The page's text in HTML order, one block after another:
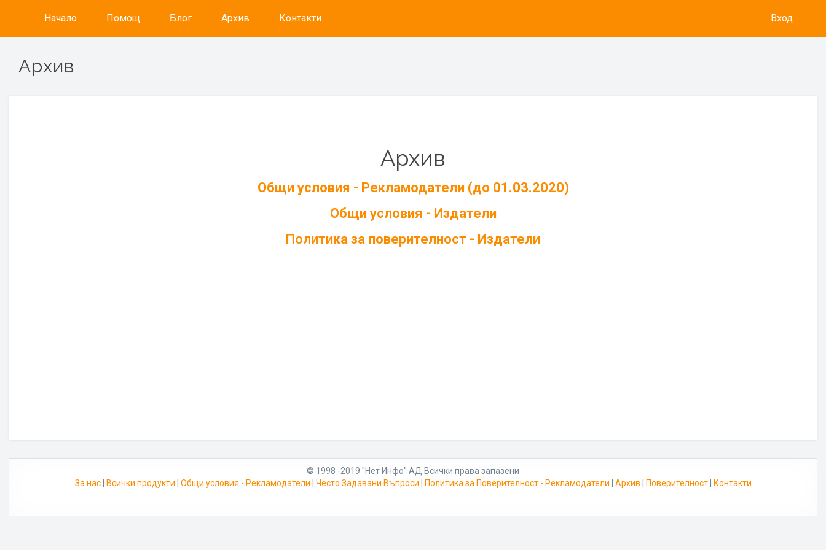
Начало Помощ Блог Архив Контакти Вход
Архив
Архив
Общи условия - Рекламодатели (до 01.03.2020)
Общи условия - Издатели
Политика за поверителност - Издатели
© 1998 -2019 "Нет Инфо" АД Всички права запазени
За нас| Всички продукти Общи условия - Рекламодатели Често Задавани Въпроси Политика за Поверителност - Рекламодатели Архив Поверителност| Контакти